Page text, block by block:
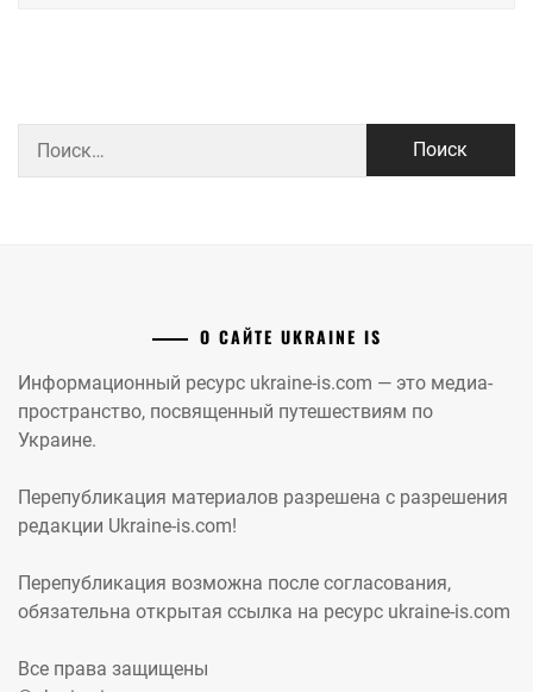
О САЙТЕ UKRAINE IS
Информационный ресурс ukraine-is.com — это медиа-
пространство, посвященный путешествиям по
Украине.
Перепубликация материалов разрешена с разрешения
редакции Ukraine-is.com!
Перепубликация возможна после согласования,
обязательна открытая ссылка на ресурс ukraine-is.com
Все права защищены